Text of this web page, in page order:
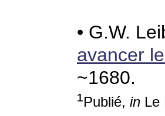
• G.W.
avancer
~1680.
¹Publié, in Le